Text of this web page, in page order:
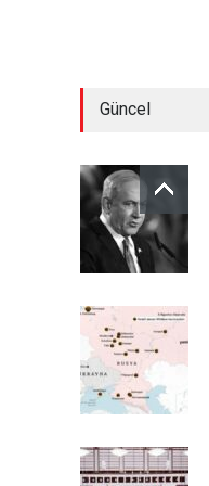
Güncel